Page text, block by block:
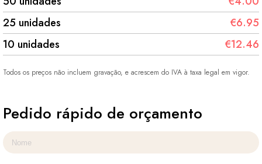
25 unidades
€6.95
10 unidades
€12.46
Todos os preços não incluem gravação, e acrescem do IVA à taxa legal em vigor.
Pedido rápido de orçamento